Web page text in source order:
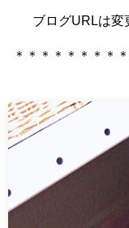
ブログURLは変
＊＊＊＊＊＊＊＊